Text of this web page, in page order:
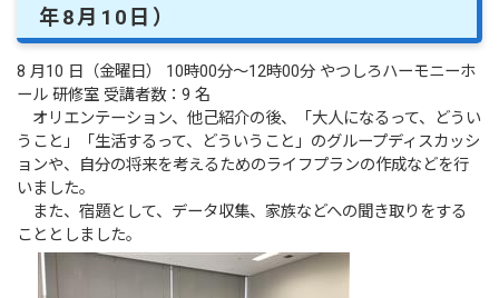
年8月10日）
8 月10 日（金曜日） 10時00分～12時00分 やつしろハーモニーホ
ール 研修室 受講者数：9 名
オリエンテーション、他己紹介の後、「大人になるって、どうい
うこと」「生活するって、どういうこと」のグループディスカッシ
ョンや、自分の将来を考えるためのライフプランの作成などを行
いました。
また、宿題として、データ収集、家族などへの聞き取りをする
こととしました。